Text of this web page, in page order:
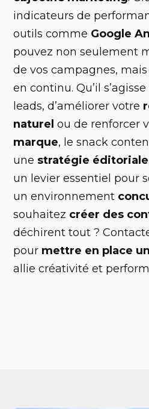
indicateurs de
outils comme Google
pouvez non seulement
de vos campagnes,
en continu. Qu’il
leads, d’améliorer votre
naturel ou de renforcer
marque, le snack
une stratégie éditoriale
un levier essentiel pour
un environnement
souhaitez créer des
déchirent tout ?
pour mettre en place
allie créativité et